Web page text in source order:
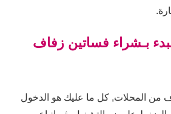
بـشراء فساتين زفاف
من المحلات, كل ما عليك هو الدخول